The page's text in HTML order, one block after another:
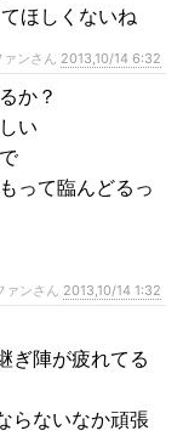
ほしくないね
ンさん 2013,10/14 6:32
か？
い
って臨んどるっ
ンさん 2013,10/14 1:32
ぎ陣が疲れてる
らないなか頑張